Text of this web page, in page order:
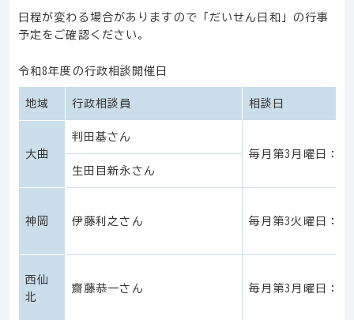
日程が変わる場合がありますので「だいせん日和」の行事
予定をご確認ください。
令和8年度の行政相談開催日
地域 行政相談員 相談日
大曲
判田基さん
毎月第3月曜日：午
生田目新永さん
神岡 伊藤利之さん 毎月第3火曜日：午
西仙
北
齋藤恭一さん 毎月第3月曜日：午